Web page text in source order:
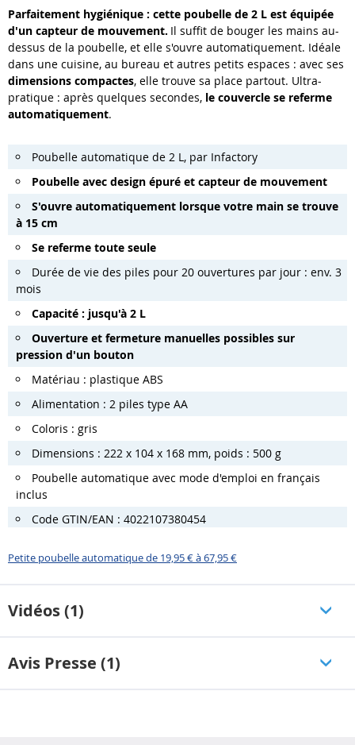
Parfaitement hygiénique : cette poubelle de 2 L est équipée
d'un capteur de mouvement. Il suffit de bouger les mains au-
dessus de la poubelle, et elle s'ouvre automatiquement. Idéale
dans une cuisine, au bureau et autres petits espaces : avec ses
dimensions compactes, elle trouve sa place partout. Ultra-
pratique : après quelques secondes, le couvercle se referme
automatiquement.
Poubelle automatique de 2 L, par Infactory
Poubelle avec design épuré et capteur de mouvement
S'ouvre automatiquement lorsque votre main se trouve
à 15 cm
Se referme toute seule
Durée de vie des piles pour 20 ouvertures par jour : env. 3
mois
Capacité : jusqu'à 2 L
Ouverture et fermeture manuelles possibles sur
pression d'un bouton
Matériau : plastique ABS
Alimentation : 2 piles type AA
Coloris : gris
Dimensions : 222 x 104 x 168 mm, poids : 500 g
Poubelle automatique avec mode d'emploi en français
inclus
Code GTIN/EAN : 4022107380454
Petite poubelle automatique de 19,95 € à 67,95 €
Vidéos (1)
Avis Presse (1)